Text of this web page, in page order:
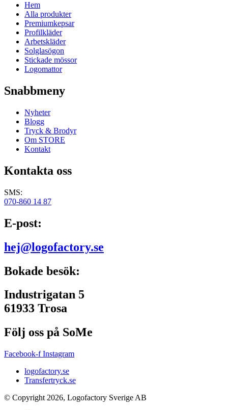
Hem
Alla produkter
Premiumkepsar
Profilkläder
Arbetskläder
Solglasögon
Stickade mössor
Logomattor
Snabbmeny
Nyheter
Blogg
Tryck & Brodyr
Om STORE
Kontakt
Kontakta oss
SMS:
070-860 14 87
E-post:
hej@logofactory.se
Bokade besök:
Industrigatan 5
61933 Trosa
Följ oss på SoMe
Facebook-f Instagram
logofactory.se
Transfertryck.se
© Copyright 2026, Logofactory Sverige AB